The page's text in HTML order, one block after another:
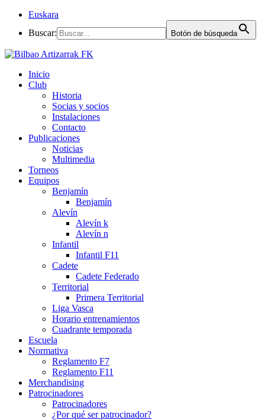
Euskara
Buscar:
Botón de búsqueda
Inicio
Club
Historia
Socias y socios
Instalaciones
Contacto
Publicaciones
Noticias
Multimedia
Torneos
Equipos
Benjamín
Benjamín
Alevín
Alevín k
Alevín n
Infantil
Infantil F11
Cadete
Cadete Federado
Territorial
Primera Territorial
Liga Vasca
Horario entrenamientos
Cuadrante temporada
Escuela
Normativa
Reglamento F7
Reglamento F11
Merchandising
Patrocinadores
Patrocinadores
¿Por qué ser patrocinador?